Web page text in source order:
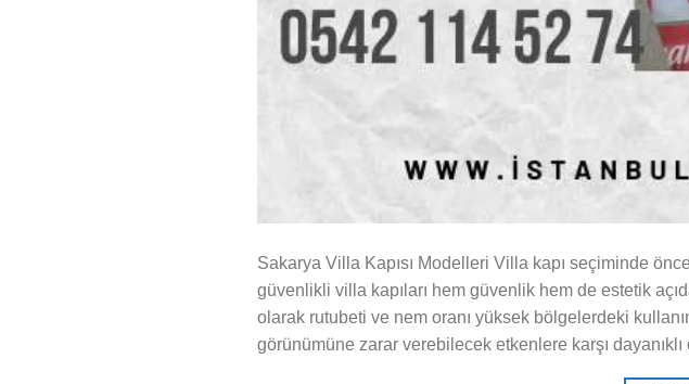
Sakarya Villa Kapısı Modelleri Villa kapı seçiminde
güvenlikli villa kapıları hem güvenlik hem de estetik
olarak rutubeti ve nem oranı yüksek bölgelerdeki
görünümüne zarar verebilecek etkenlere karşı